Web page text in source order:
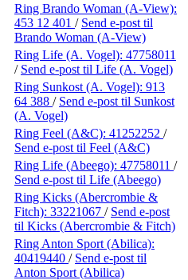
Ring Brando Woman (A-View):
453 12 401 / Send e-post til
Brando Woman (A-View)
Ring Life (A. Vogel): 47758011
/ Send e-post til Life (A. Vogel)
Ring Sunkost (A. Vogel): 913
64 388 / Send e-post til Sunkost
(A. Vogel)
Ring Feel (A&C): 41252252 /
Send e-post til Feel (A&C)
Ring Life (Abeego): 47758011 /
Send e-post til Life (Abeego)
Ring Kicks (Abercrombie &
Fitch): 33221067 / Send e-post
til Kicks (Abercrombie & Fitch)
Ring Anton Sport (Abilica):
40419440 / Send e-post til
Anton Sport (Abilica)